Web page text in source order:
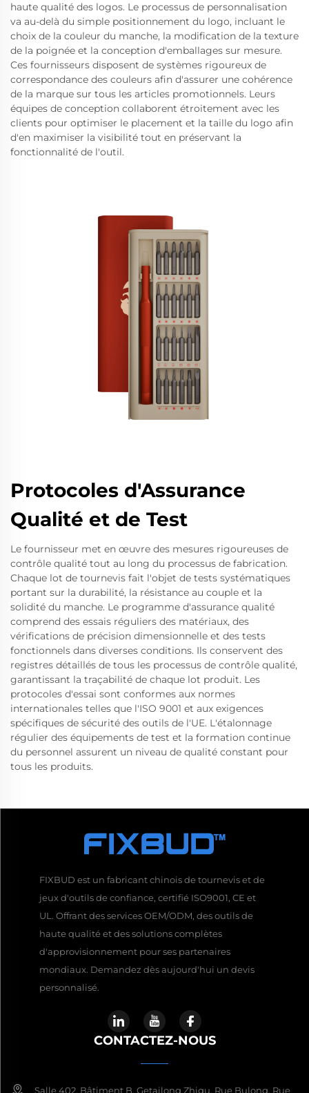
haute qualité des logos. Le processus de personnalisation
va au-delà du simple positionnement du logo, incluant le
choix de la couleur du manche, la modification de la texture
de la poignée et la conception d'emballages sur mesure.
Ces fournisseurs disposent de systèmes rigoureux de
correspondance des couleurs afin d'assurer une cohérence
de la marque sur tous les articles promotionnels. Leurs
équipes de conception collaborent étroitement avec les
clients pour optimiser le placement et la taille du logo afin
d'en maximiser la visibilité tout en préservant la
fonctionnalité de l'outil.
Protocoles d'Assurance
Qualité et de Test
Le fournisseur met en œuvre des mesures rigoureuses de
contrôle qualité tout au long du processus de fabrication.
Chaque lot de tournevis fait l'objet de tests systématiques
portant sur la durabilité, la résistance au couple et la
solidité du manche. Le programme d'assurance qualité
comprend des essais réguliers des matériaux, des
vérifications de précision dimensionnelle et des tests
fonctionnels dans diverses conditions. Ils conservent des
registres détaillés de tous les processus de contrôle qualité,
garantissant la traçabilité de chaque lot produit. Les
protocoles d'essai sont conformes aux normes
internationales telles que l'ISO 9001 et aux exigences
spécifiques de sécurité des outils de l'UE. L'étalonnage
régulier des équipements de test et la formation continue
du personnel assurent un niveau de qualité constant pour
tous les produits.
FIXBUD est un fabricant chinois de tournevis et de
jeux d'outils de confiance, certifié ISO9001, CE et
UL. Offrant des services OEM/ODM, des outils de
haute qualité et des solutions complètes
d'approvisionnement pour ses partenaires
mondiaux. Demandez dès aujourd'hui un devis
personnalisé.
CONTACTEZ-NOUS
Salle 402, Bâtiment B, Getailong Zhigu, Rue Bulong, Rue